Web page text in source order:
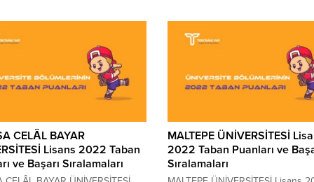
kaç puanla kapattı?
ÜNİVERSİTESİ sıralaması. 2022
sınava girecek adayların en çok
konuların başında gelen
ÜNİVERSİTESİ Taban Puanları
MERSİN ÜNİVERSİTESİ Lisans
ÜNİVERSİTESİ kaç puanla
ÜNİVERSİTESİ sıralaması. 2022
sınava girecek adayların en çok
ettiği konuların başında gelen
ÜNİVERSİTESİ Taban Puanları
MEF ÜNİVERSİTESİ Lisans Başarı
CELÂL BAYAR
Lisans 2022 Taban
ve Başarı Sıralamaları
MALTEPE ÜNİVERSİTESİ
2022 Taban Puanları ve
Sıralamaları